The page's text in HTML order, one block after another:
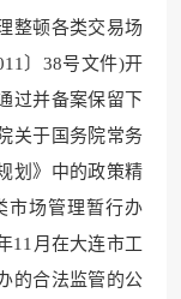
整顿各类交易场
〕38号文件)开
过并备案保留下
关于国务院常务
划》中的政策精
市场管理暂行办
11月在大连市工
的合法监管的公